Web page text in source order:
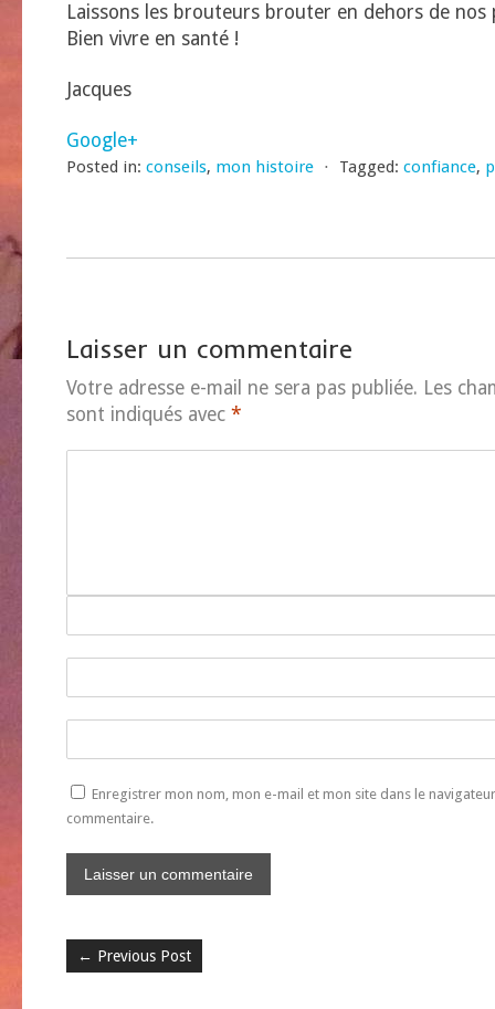
Laissons les brouteurs brouter en dehors de
Bien vivre en santé !
Jacques
Google+
Posted in: conseils, mon histoire ⋅ Tagged: confiance,
Laisser un commentaire
Votre adresse e-mail ne sera pas publiée. Les
sont indiqués avec *
Enregistrer mon nom, mon e-mail et mon site dans le
commentaire.
← Previous Post